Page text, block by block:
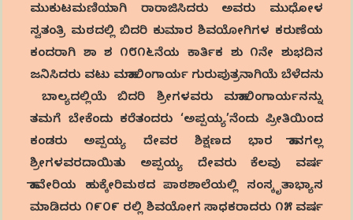
ಮುಕುಟಮಣಿಯಾಗಿ ರಾರಾಜಿಸಿದರು ಅವರು ಮುಧೋಳ
ಸ್ವತಂತ್ರಿ ಮಠದಲ್ಲಿ ಬಿದರಿ ಕುಮಾರ ಶಿವಯೋಗಿಗಳ ಕರುಣೆಯ
ಕಂದರಾಗಿ ಶಾ ಶ ೧೮೧೬ನೆಯ ಕಾರ್ತಿಕ ಶು ೧ನೇ ಶುಭದಿನ
ಜನಿಸಿದರು ವಟು ಮಹಾಲಿಂಗಾರ್ಯ ಗುರುಪುತ್ರನಾಗಿಯೆ ಬೆಳೆದನು
ಬಾಲ್ಯದಲ್ಲಿಯೆ ಬಿದರಿ ಶ್ರೀಗಳವರು ಮಹಾಲಿಂಗಾರ್ಯನನ್ನು
ತಮಗೆ ಬೇಕೆಂದು ಕರೆತಂದರು ‘ಅಪ್ಪಯ್ಯ’ನೆಂದು ಪ್ರೀತಿಯಿಂದ
ಕಂಡರು ಅಪ್ಪಯ್ಯ ದೇವರ ಶಿಕ್ಷಣದ ಭಾರ ಹಾನಗಲ್ಲ
ಶ್ರೀಗಳವರದಾಯಿತು ಅಪ್ಪಯ್ಯ ದೇವರು ಕೆಲವು ವರ್ಷ
ಹಾವೇರಿಯ ಹುಕ್ಕೇರಿಮಠದ ಪಾಠಶಾಲೆಯಲ್ಲಿ ಸಂಸ್ಕೃತಾಭ್ಯಾಸ
ಮಾಡಿದರು ೧೯೦೯ ರಲ್ಲಿ ಶಿವಯೋಗ ಸಾಧಕರಾದರು ೧೫ ವರ್ಷ